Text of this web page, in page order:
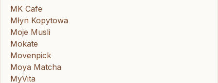
MK Cafe
Młyn Kopytowa
Moje Musli
Mokate
Movenpick
Moya Matcha
MyVita